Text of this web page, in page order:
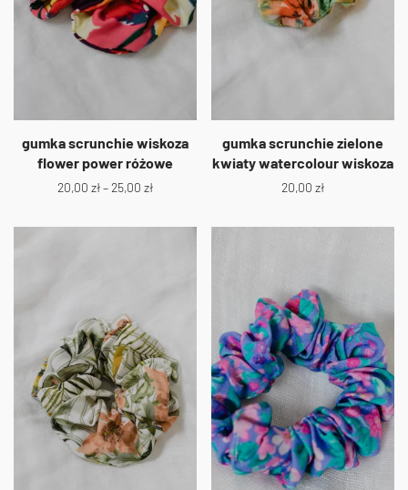
gumka scrunchie wiskoza
flower power różowe
20,00 zł– 25,00 zł
gumka scrunchie zielone
kwiaty watercolour wiskoza
20,00 zł